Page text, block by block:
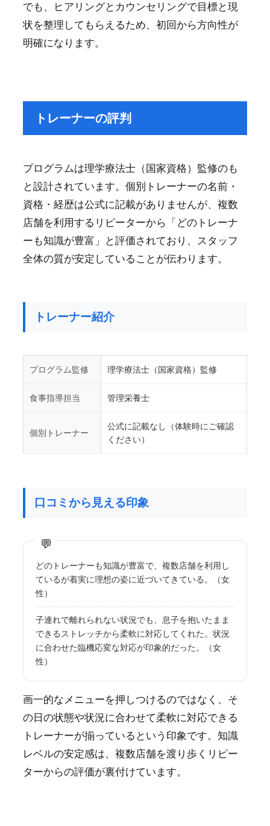
でも、ヒアリングとカウンセリングで目標と現
状を整理してもらえるため、初回から方向性が
明確になります。
トレーナーの評判
プログラムは理学療法士（国家資格）監修のも
と設計されています。個別トレーナーの名前・
資格・経歴は公式に記載がありませんが、複数
店舗を利用するリピーターから「どのトレーナ
ーも知識が豊富」と評価されており、スタッフ
全体の質が安定していることが伝わります。
トレーナー紹介
プログラム監修 理学療法士（国家資格）監修
食事指導担当 管理栄養士
個別トレーナー
公式に記載なし（体験時にご確認
ください）
口コミから見える印象
どのトレーナーも知識が豊富で、複数店舗を利用し
ているが着実に理想の姿に近づいてきている。（女
性）
子連れで離れられない状況でも、息子を抱いたまま
できるストレッチから柔軟に対応してくれた。状況
に合わせた臨機応変な対応が印象的だった。（女
性）
画一的なメニューを押しつけるのではなく、そ
の日の状態や状況に合わせて柔軟に対応できる
トレーナーが揃っているという印象です。知識
レベルの安定感は、複数店舗を渡り歩くリピー
ターからの評価が裏付けています。